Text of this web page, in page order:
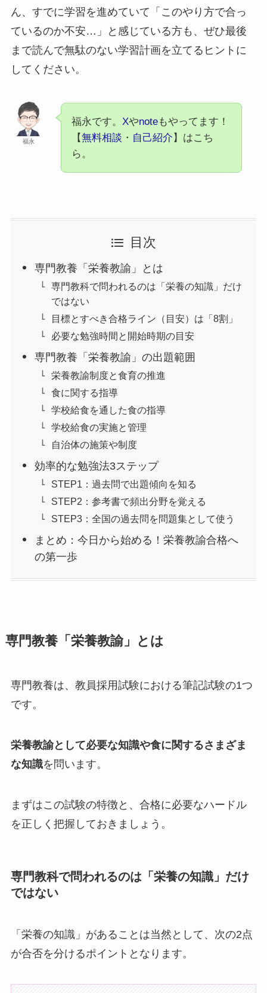
ん、すでに学習を進めていて「このやり方で合っ
ているのか不安…」と感じている方も、ぜひ最後
まで読んで無駄のない学習計画を立てるヒントに
してください。
福永
福永です。 Xやnoteもやってます！
【無料相談 ・ 自己紹介 】はこち
ら。
目次
専門教養「栄養教諭」とは
専門教科で問われるのは「栄養の知識」だけ
ではない
目標とすべき合格ライン（目安）は「8割」
必要な勉強時間と開始時期の目安
専門教養「栄養教諭」の出題範囲
栄養教諭制度と食育の推進
食に関する指導
学校給食を通した食の指導
学校給食の実施と管理
自治体の施策や制度
効率的な勉強法3ステップ
STEP1：過去問で出題傾向を知る
STEP2：参考書で頻出分野を覚える
STEP3：全国の過去問を問題集として使う
まとめ：今日から始める！栄養教諭合格へ
の第一歩
専門教養「栄養教諭」とは
専門教養は、教員採用試験における筆記試験の1つ
です。
栄養教諭として必要な知識や食に関するさまざま
な知識を問います。
まずはこの試験の特徴と、合格に必要なハードル
を正しく把握しておきましょう。
専門教科で問われるのは「栄養の知識」だけ
ではない
「栄養の知識」があることは当然として、次の2点
が合否を分けるポイントとなります。